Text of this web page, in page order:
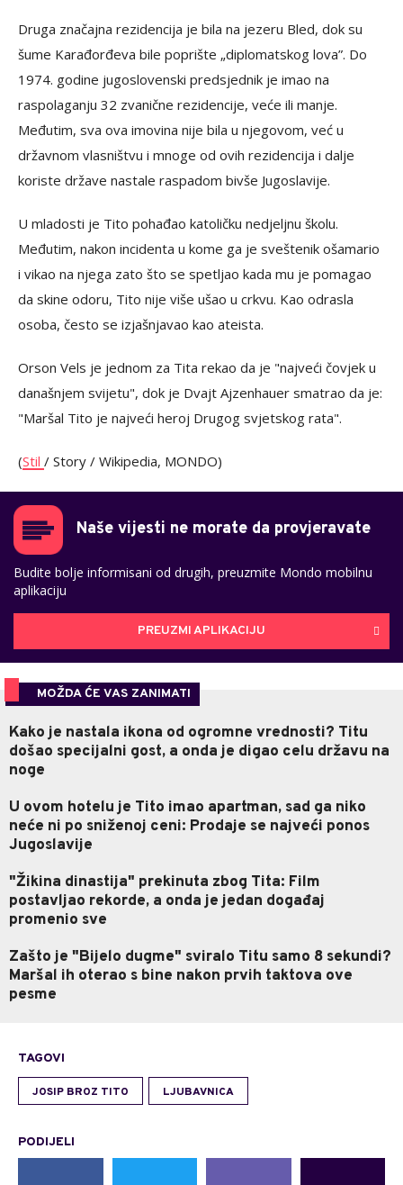
Druga značajna rezidencija je bila na jezeru Bled, dok su
šume Karađorđeva bile poprište „diplomatskog lova”. Do
1974. godine jugoslovenski predsjednik je imao na
raspolaganju 32 zvanične rezidencije, veće ili manje.
Međutim, sva ova imovina nije bila u njegovom, već u
državnom vlasništvu i mnoge od ovih rezidencija i dalje
koriste države nastale raspadom bivše Jugoslavije.
U mladosti je Tito pohađao katoličku nedjeljnu školu.
Međutim, nakon incidenta u kome ga je sveštenik ošamario
i vikao na njega zato što se spetljao kada mu je pomagao
da skine odoru, Tito nije više ušao u crkvu. Kao odrasla
osoba, često se izjašnjavao kao ateista.
Orson Vels je jednom za Tita rekao da je "najveći čovjek u
današnjem svijetu", dok je Dvajt Ajzenhauer smatrao da je:
"Maršal Tito je najveći heroj Drugog svjetskog rata".
(Stil / Story / Wikipedia, MONDO)
Naše vijesti ne morate da provjeravate
Budite bolje informisani od drugih, preuzmite Mondo mobilnu
aplikaciju
PREUZMI APLIKACIJU
MOŽDA ĆE VAS ZANIMATI
Kako je nastala ikona od ogromne vrednosti? Titu
došao specijalni gost, a onda je digao celu državu na
noge
U ovom hotelu je Tito imao apartman, sad ga niko
neće ni po sniženoj ceni: Prodaje se najveći ponos
Jugoslavije
"Žikina dinastija" prekinuta zbog Tita: Film
postavljao rekorde, a onda je jedan događaj
promenio sve
Zašto je "Bijelo dugme" sviralo Titu samo 8 sekundi?
Maršal ih oterao s bine nakon prvih taktova ove
pesme
TAGOVI
JOSIP BROZ TITO LJUBAVNICA
PODIJELI